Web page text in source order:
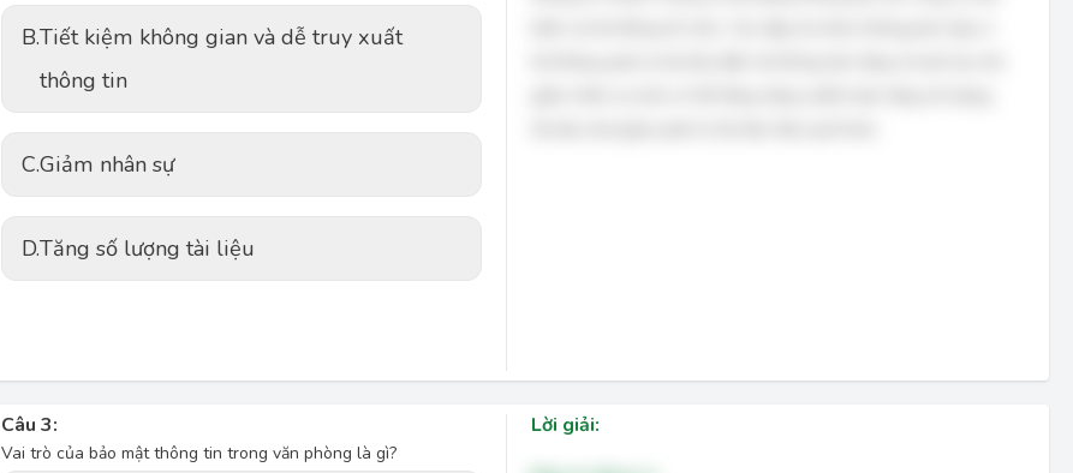
B.Tiết kiệm không gian và dễ truy xuất
thông tin
C.Giảm nhân sự
D.Tăng số lượng tài liệu
Câu 3:
Vai trò của bảo mật thông tin trong văn phòng là gì?
Lời giải: